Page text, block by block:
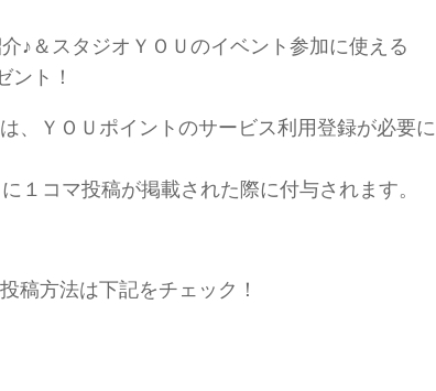
♪＆スタジオＹＯＵのイベント参加に使える
ント！
、ＹＯＵポイントのサービス利用登録が必要に
１コマ投稿が掲載された際に付与されます。
稿方法は下記をチェック！